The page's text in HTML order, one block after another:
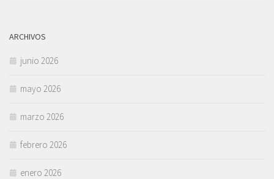
ARCHIVOS
junio 2026
mayo 2026
marzo 2026
febrero 2026
enero 2026